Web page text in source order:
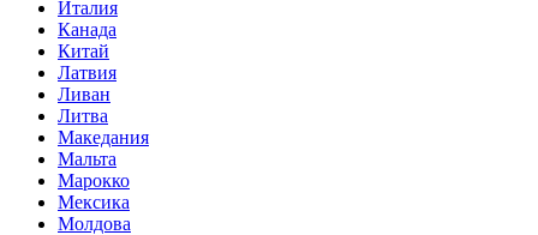
Италия
Канада
Китай
Латвия
Ливан
Литва
Македания
Мальта
Марокко
Мексика
Молдова